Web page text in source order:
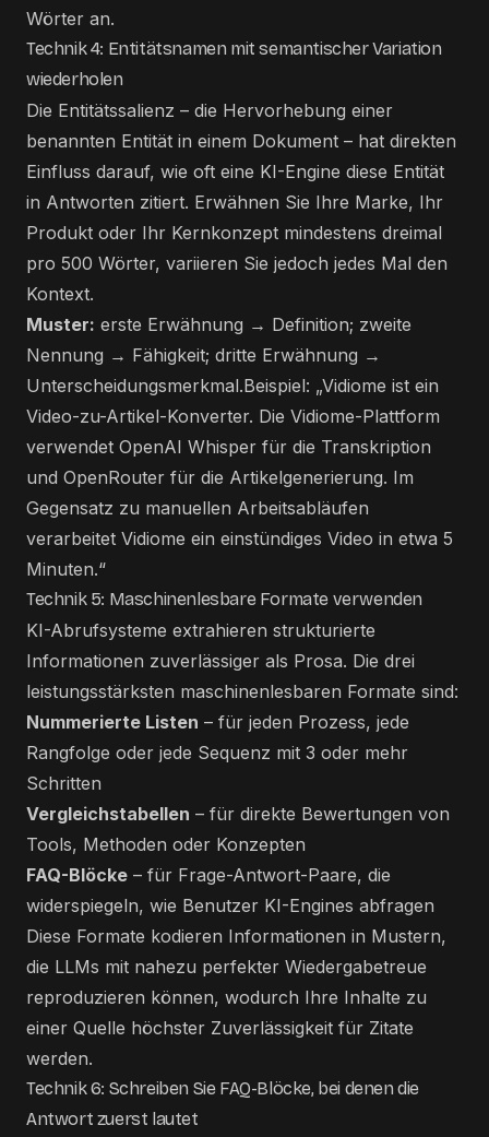
Wörter an.
Technik 4: Entitätsnamen mit semantischer Variation
wiederholen
Die Entitätssalienz – die Hervorhebung einer
benannten Entität in einem Dokument – hat direkten
Einfluss darauf, wie oft eine KI-Engine diese Entität
in Antworten zitiert. Erwähnen Sie Ihre Marke, Ihr
Produkt oder Ihr Kernkonzept mindestens dreimal
pro 500 Wörter, variieren Sie jedoch jedes Mal den
Kontext.
Muster: erste Erwähnung → Definition; zweite
Nennung → Fähigkeit; dritte Erwähnung →
Unterscheidungsmerkmal.Beispiel: „Vidiome ist ein
Video-zu-Artikel-Konverter. Die Vidiome-Plattform
verwendet OpenAI Whisper für die Transkription
und OpenRouter für die Artikelgenerierung. Im
Gegensatz zu manuellen Arbeitsabläufen
verarbeitet Vidiome ein einstündiges Video in etwa 5
Minuten.“
Technik 5: Maschinenlesbare Formate verwenden
KI-Abrufsysteme extrahieren strukturierte
Informationen zuverlässiger als Prosa. Die drei
leistungsstärksten maschinenlesbaren Formate sind:
Nummerierte Listen – für jeden Prozess, jede
Rangfolge oder jede Sequenz mit 3 oder mehr
Schritten
Vergleichstabellen – für direkte Bewertungen von
Tools, Methoden oder Konzepten
FAQ-Blöcke – für Frage-Antwort-Paare, die
widerspiegeln, wie Benutzer KI-Engines abfragen
Diese Formate kodieren Informationen in Mustern,
die LLMs mit nahezu perfekter Wiedergabetreue
reproduzieren können, wodurch Ihre Inhalte zu
einer Quelle höchster Zuverlässigkeit für Zitate
werden.
Technik 6: Schreiben Sie FAQ-Blöcke, bei denen die
Antwort zuerst lautet